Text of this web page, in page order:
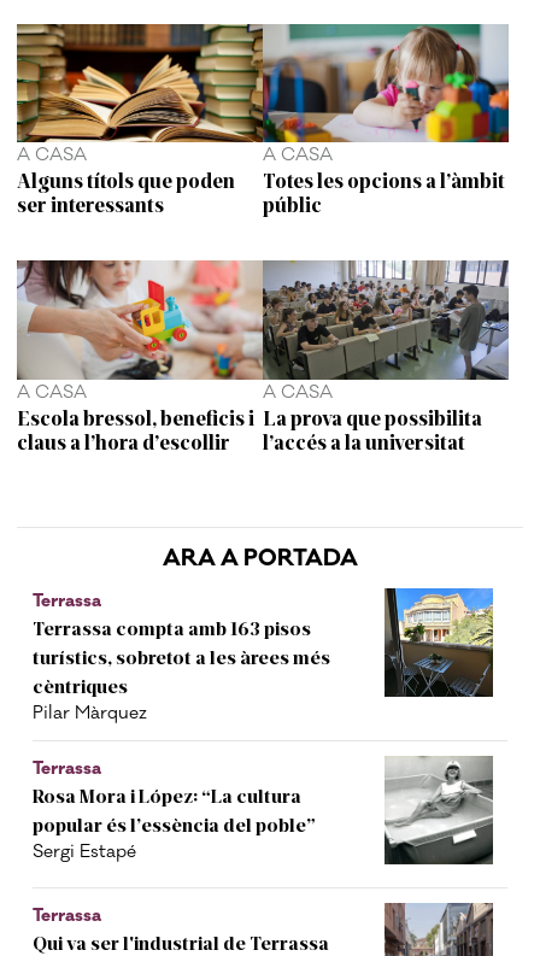
ARA A PORTADA
Terrassa
Terrassa compta amb 163 pisos
turístics, sobretot a les àrees més
cèntriques
Pilar Màrquez
Terrassa
Rosa Mora i López: “La cultura
popular és l’essència del poble”
Sergi Estapé
Terrassa
Qui va ser l'industrial de Terrassa
A CASA
Alguns títols que poden
ser interessants
A CASA
Totes les opcions a l’àmbit
públic
A CASA
Escola bressol, beneficis i
claus a l’hora d’escollir
A CASA
La prova que possibilita
l’accés a la universitat